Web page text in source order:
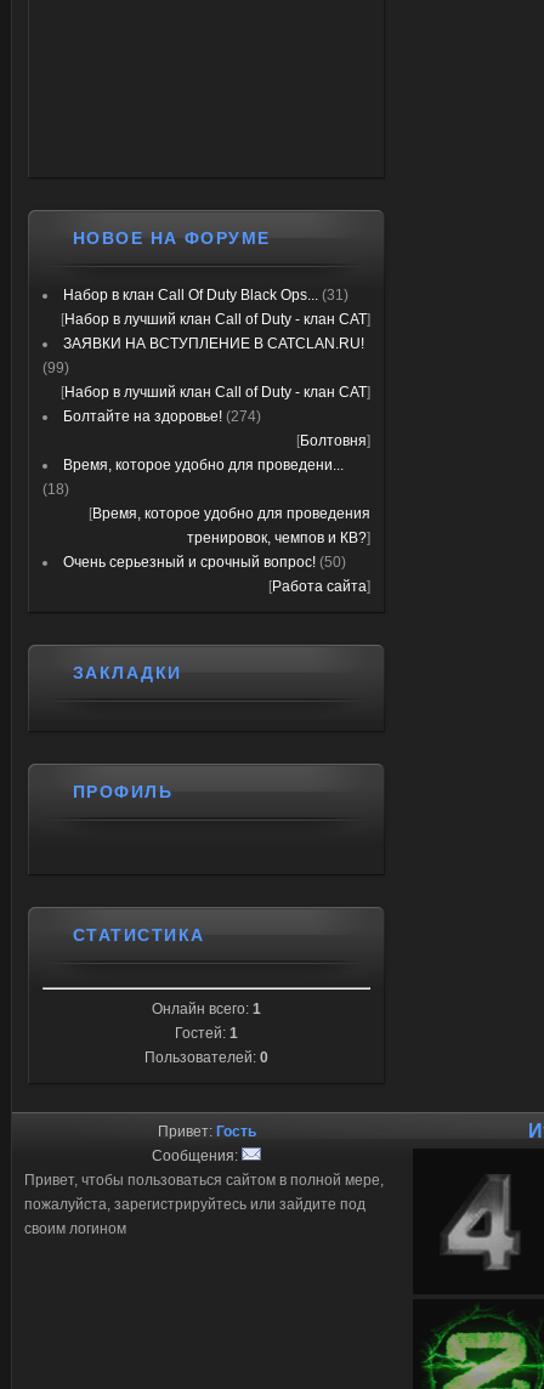
НОВОЕ НА ФОРУМЕ
Набор в клан Call Of Duty Black Ops... (31)
[Набор в лучший клан Call of Duty - клан CAT]
ЗАЯВКИ НА ВСТУПЛЕНИЕ В CATCLAN.RU!
(99)
[Набор в лучший клан Call of Duty - клан CAT]
Болтайте на здоровье! (274)
[Болтовня]
Время, которое удобно для проведени...
(18)
[Время, которое удобно для проведения
тренировок, чемпов и КВ?]
Очень серьезный и срочный вопрос! (50)
[Работа сайта]
ЗАКЛАДКИ
ПРОФИЛЬ
СТАТИСТИКА
Онлайн всего: 1
Гостей: 1
Пользователей: 0
Привет: Гость
Сообщения:
Привет, чтобы пользоваться сайтом в полной мере,
пожалуйста, зарегистрируйтесь или зайдите под
своим логином